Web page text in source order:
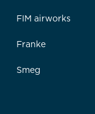
FIM airworks
Franke
Smeg